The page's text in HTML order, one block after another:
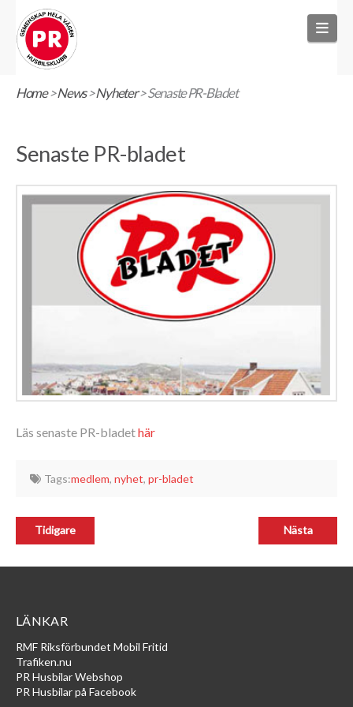
Home>News>Nyheter>Senaste PR-Bladet
Senaste PR-bladet
Läs senaste PR-bladethär
Tags:medlem, nyhet, pr-bladet
LÄNKAR
RMF Riksförbundet Mobil Fritid
Trafiken.nu
PR Husbilar Webshop
PR Husbilar på Facebook